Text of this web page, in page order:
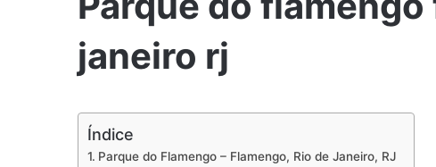
janeiro rj
Índice
Parque do Flamengo – Flamengo, Rio de Janeiro, RJ